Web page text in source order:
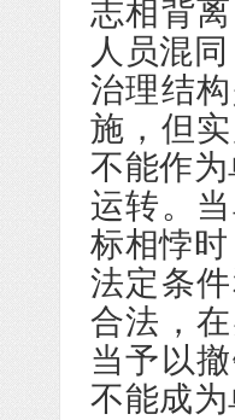
志相背
人员混
治理结
施，但
不能作
运转。
标相悖
法定条
合法，
当予以
不能成